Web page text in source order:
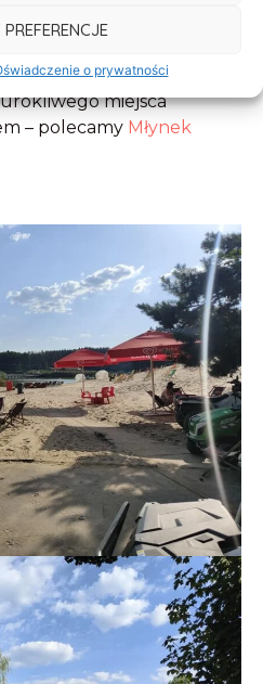
o prywatności
miejsca
– polecamy Młynek